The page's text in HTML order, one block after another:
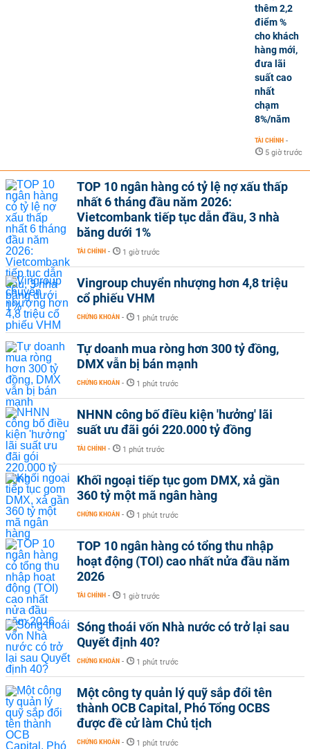
thêm 2,2
điểm %
cho khách
hàng mới,
đưa lãi
suất cao
nhất
chạm
8%/năm
TÀI CHÍNH -
5 giờ trước
TOP 10 ngân hàng có tỷ lệ nợ xấu thấp
nhất 6 tháng đầu năm 2026:
Vietcombank tiếp tục dẫn đầu, 3 nhà
băng dưới 1%
TÀI CHÍNH - 1 giờ trước
Vingroup chuyển nhượng hơn 4,8 triệu
cổ phiếu VHM
CHỨNG KHOÁN - 1 phút trước
Tự doanh mua ròng hơn 300 tỷ đồng,
DMX vẫn bị bán mạnh
CHỨNG KHOÁN - 1 phút trước
NHNN công bố điều kiện 'hưởng' lãi
suất ưu đãi gói 220.000 tỷ đồng
TÀI CHÍNH - 1 phút trước
Khối ngoại tiếp tục gom DMX, xả gần
360 tỷ một mã ngân hàng
CHỨNG KHOÁN - 1 phút trước
TOP 10 ngân hàng có tổng thu nhập
hoạt động (TOI) cao nhất nửa đầu năm
2026
TÀI CHÍNH - 1 giờ trước
Sóng thoái vốn Nhà nước có trở lại sau
Quyết định 40?
CHỨNG KHOÁN - 1 phút trước
Một công ty quản lý quỹ sắp đổi tên
thành OCB Capital, Phó Tổng OCBS
được đề cử làm Chủ tịch
CHỨNG KHOÁN - 1 phút trước